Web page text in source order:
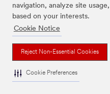
navigation, analyze site
based on your interests.
Cookie Notice
Reject Non-Essential Cookies
Cookie Preferences